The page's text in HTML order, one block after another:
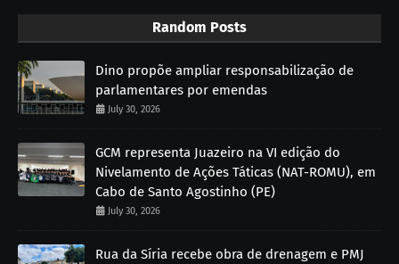
Random Posts
Dino propõe ampliar responsabilização de
parlamentares por emendas
July 30, 2026
GCM representa Juazeiro na VI edição do
Nivelamento de Ações Táticas (NAT-ROMU), em
Cabo de Santo Agostinho (PE)
July 30, 2026
Rua da Síria recebe obra de drenagem e PMJ